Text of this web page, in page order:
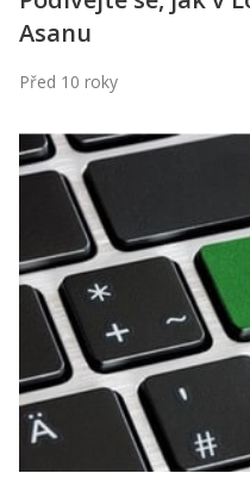
Asanu
Před 10 roky